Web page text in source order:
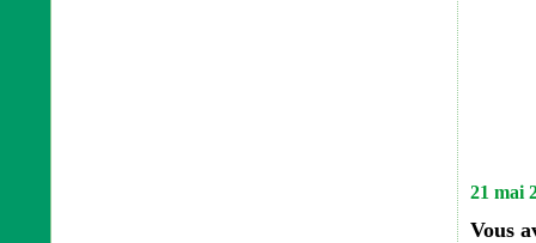
21 mai
Vous